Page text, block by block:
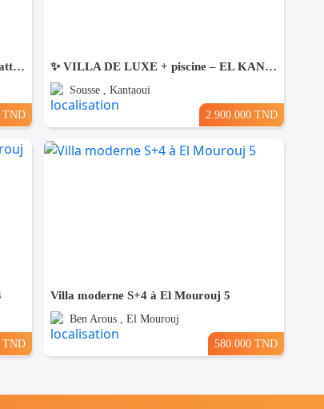
Une Villa moderne haut standing à Chatt Mariem Sousse Vue mer
TND
​✨ VILLA DE LUXE + piscine – EL KANTAOUI, SOUSSE
Sousse , Kantaoui
2.900.000 TND
TND
Villa moderne S+4 à El Mourouj 5
Ben Arous , El Mourouj
580.000 TND